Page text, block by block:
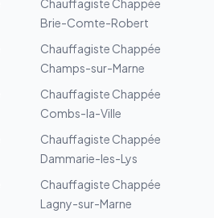
Chauffagiste Chappée
Brie-Comte-Robert
Chauffagiste Chappée
Champs-sur-Marne
Chauffagiste Chappée
Combs-la-Ville
Chauffagiste Chappée
Dammarie-les-Lys
Chauffagiste Chappée
Lagny-sur-Marne